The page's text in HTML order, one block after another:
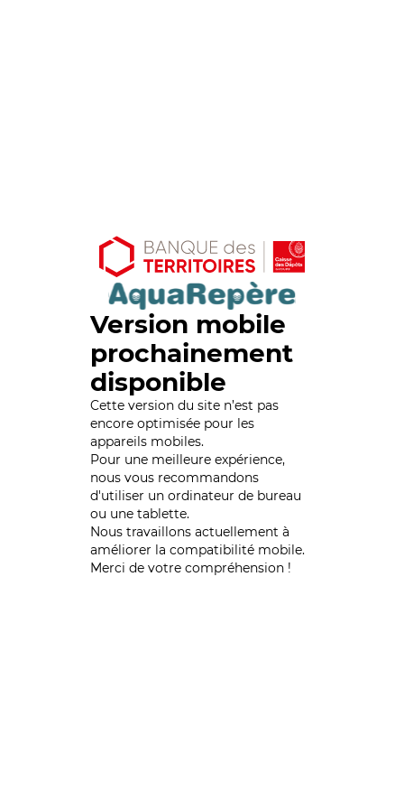
Version mobile
prochainement
disponible
Cette version du site n’est pas
encore optimisée pour les
appareils mobiles.
Pour une meilleure expérience,
nous vous recommandons
d'utiliser un ordinateur de bureau
ou une tablette.
Nous travaillons actuellement à
améliorer la compatibilité mobile.
Merci de votre compréhension !